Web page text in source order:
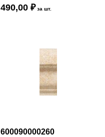
490,00 ₽ за шт.
600090000260